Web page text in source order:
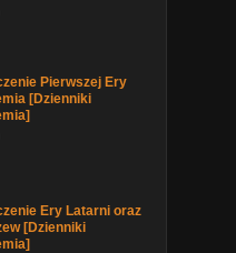
Pierwszej Ery
[Dzienniki
Ery Latarni oraz
[Dzienniki